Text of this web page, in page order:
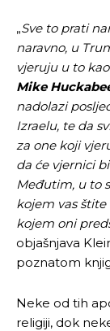
„Sve to prati
naravno, u
vjeruju u to
Mike
nadolazi
Izraelu, te da
za one koji
da će vjernici
Međutim, u to
kojem vas
kojem oni
objašnjava
poznatom
Neke od tih
religiji, dok